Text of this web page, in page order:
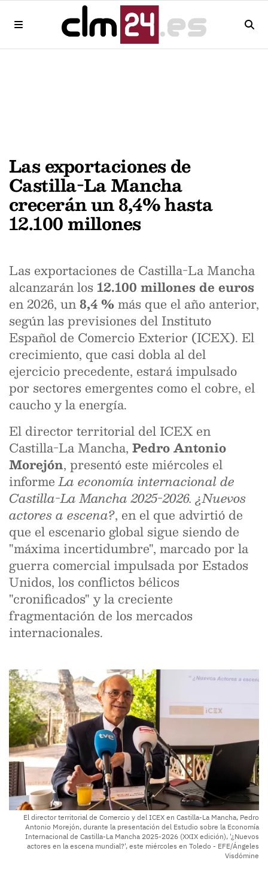
Las exportaciones de
Castilla-La Mancha
crecerán un 8,4% hasta
12.100 millones
Las exportaciones de Castilla-La Mancha
alcanzarán los 12.100 millones de euros
en 2026, un8,4 %más que el año anterior,
según las previsiones del Instituto
Español de Comercio Exterior (ICEX). El
crecimiento, que casi dobla al del
ejercicio precedente, estará impulsado
por sectores emergentes como el cobre, el
caucho y la energía.
El director territorial del ICEX en
Castilla-La Mancha, Pedro Antonio
Morejón, presentó este miércoles el
informeLa economía internacional de
Castilla-La Mancha 2025-2026. ¿Nuevos
actores a escena?, en el que advirtió de
que el escenario global sigue siendo de
"máxima incertidumbre", marcado por la
guerra comercial impulsada por Estados
Unidos, los conflictos bélicos
"cronificados" y la creciente
fragmentación de los mercados
internacionales.
El director territorial de Comercio y del ICEX en Castilla-La Mancha, Pedro
Antonio Morejón, durante la presentación del Estudio sobre la Economía
Internacional de Castilla-La Mancha 2025-2026 (XXIX edición), '¿Nuevos
actores en la escena mundial?', este miércoles en Toledo - EFE/Ángeles
Visdómine